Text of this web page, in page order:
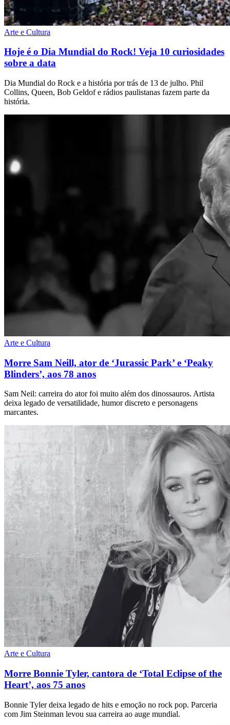
Arte e Cultura
Hoje é o Dia Mundial do Rock! Veja 10 curiosidades
sobre a data
Dia Mundial do Rock e a história por trás de 13 de julho. Phil
Collins, Queen, Bob Geldof e rádios paulistanas fazem parte da
história.
Arte e Cultura
Morre Sam Neill, ator de ‘Jurassic Park’ e ‘Peaky
Blinders’, aos 78 anos
Sam Neil: carreira do ator foi muito além dos dinossauros. Artista
deixa legado de versatilidade, humor discreto e personagens
marcantes.
Arte e Cultura
Morre Bonnie Tyler, cantora de ‘Total Eclipse of the
Heart’, aos 75 anos
Bonnie Tyler deixa legado de hits e emoção no rock pop. Parceria
com Jim Steinman levou sua carreira ao auge mundial.